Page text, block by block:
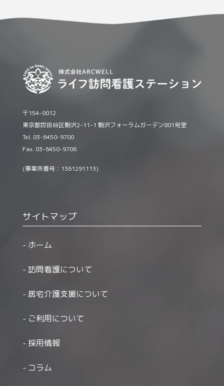
〒154-0012
東京都世田谷区駒沢2-11-1 駒沢フォーラムガーデン801号室
Tel. 03-6450-9700
Fax. 03-6450-9706
(事業所番号：1361291113)
サイトマップ
ホーム
訪問看護について
居宅介護支援について
ご利用について
採用情報
コラム